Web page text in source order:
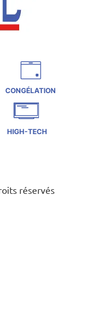
CONGÉLATION
HIGH-TECH
réservés